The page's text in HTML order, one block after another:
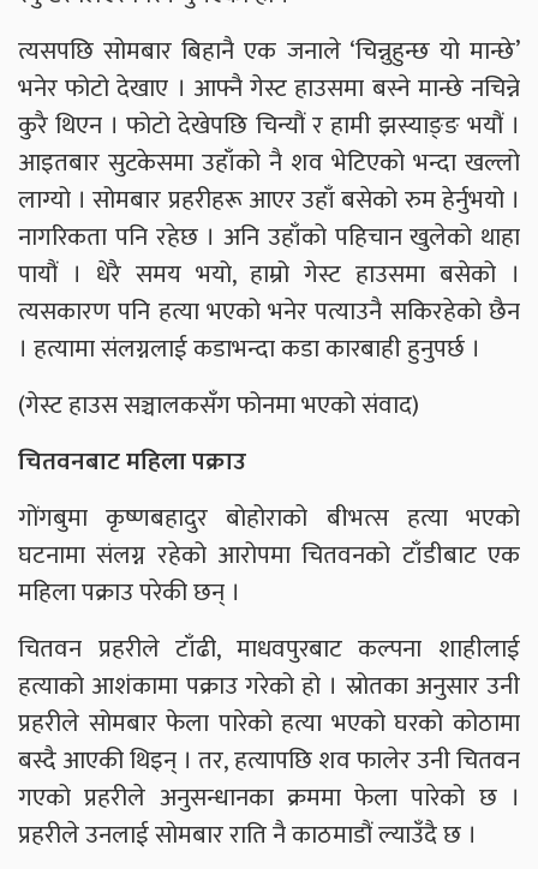
त्यसपछि सोमबार बिहानै एक जनाले ‘चिन्नुहुन्छ यो मान्छे’
भनेर फोटो देखाए । आफ्नै गेस्ट हाउसमा बस्ने मान्छे नचिन्ने
कुरै थिएन । फोटो देखेपछि चिन्यौं र हामी झस्याङ्ङ भयौं ।
आइतबार सुटकेसमा उहाँको नै शव भेटिएको भन्दा खल्लो
लाग्यो । सोमबार प्रहरीहरू आएर उहाँ बसेको रुम हेर्नुभयो ।
नागरिकता पनि रहेछ । अनि उहाँको पहिचान खुलेको थाहा
पायौं । धेरै समय भयो, हाम्रो गेस्ट हाउसमा बसेको ।
त्यसकारण पनि हत्या भएको भनेर पत्याउनै सकिरहेको छैन
। हत्यामा संलग्नलाई कडाभन्दा कडा कारबाही हुनुपर्छ ।
(गेस्ट हाउस सञ्चालकसँग फोनमा भएको संवाद)
चितवनबाट महिला पक्राउ
गोंगबुमा कृष्णबहादुर बोहोराको बीभत्स हत्या भएको
घटनामा संलग्न रहेको आरोपमा चितवनको टाँडीबाट एक
महिला पक्राउ परेकी छन् ।
चितवन प्रहरीले टाँढी, माधवपुरबाट कल्पना शाहीलाई
हत्याको आशंकामा पक्राउ गरेको हो । स्रोतका अनुसार उनी
प्रहरीले सोमबार फेला पारेको हत्या भएको घरको कोठामा
बस्दै आएकी थिइन् । तर, हत्यापछि शव फालेर उनी चितवन
गएको प्रहरीले अनुसन्धानका क्रममा फेला पारेको छ ।
प्रहरीले उनलाई सोमबार राति नै काठमाडौं ल्याउँदै छ ।